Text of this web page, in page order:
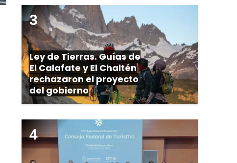
Ley de Tierras. Guías de
El Calafate y El Chaltén
rechazaron el proyecto
del gobierno